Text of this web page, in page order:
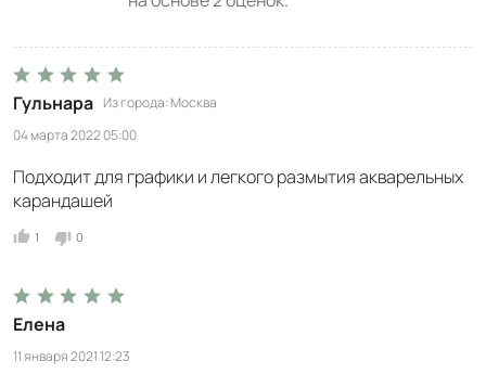
Гульнара Из города Москва
04 марта 2022 05:00
Подходит для графики и легкого размытия акварельных
карандашей
1 0
Елена
11 января 2021 12:23